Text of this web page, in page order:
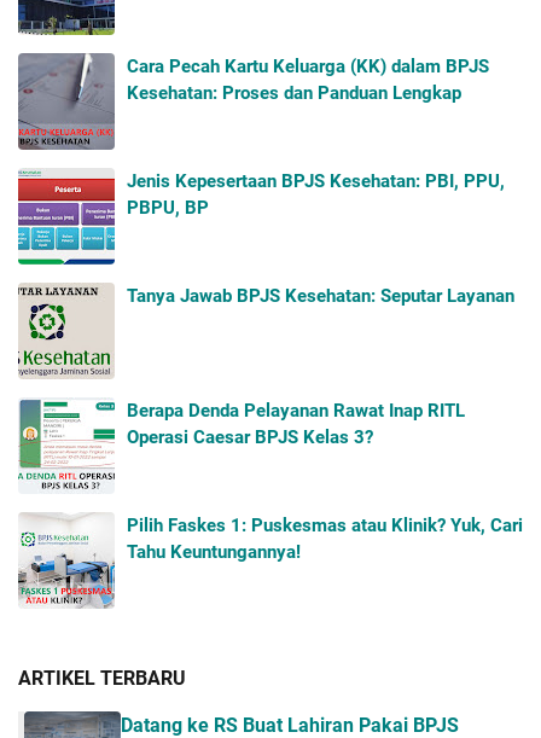
Cara Pecah Kartu Keluarga (KK) dalam BPJS
Kesehatan: Proses dan Panduan Lengkap
Jenis Kepesertaan BPJS Kesehatan: PBI, PPU,
PBPU, BP
Tanya Jawab BPJS Kesehatan: Seputar Layanan
Berapa Denda Pelayanan Rawat Inap RITL
Operasi Caesar BPJS Kelas 3?
Pilih Faskes 1: Puskesmas atau Klinik? Yuk, Cari
Tahu Keuntungannya!
ARTIKEL TERBARU
Datang ke RS Buat Lahiran Pakai BPJS